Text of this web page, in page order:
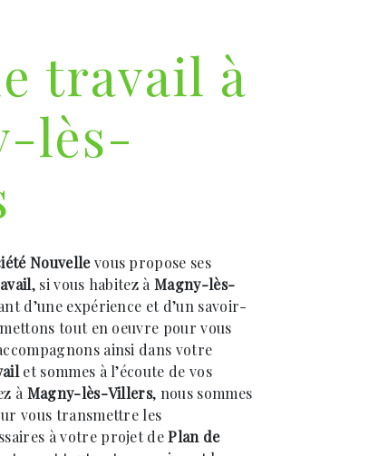
travail à
lès-
Nouvellevous propose ses
, si vous habitez àMagny-lès-
d’une expérience et d’un savoir-
tout en oeuvre pour vous
ainsi dans votre
et sommes à l’écoute de vos
à Magny-lès-Villers, nous sommes
vous transmettre les
à votre projet dePlan de